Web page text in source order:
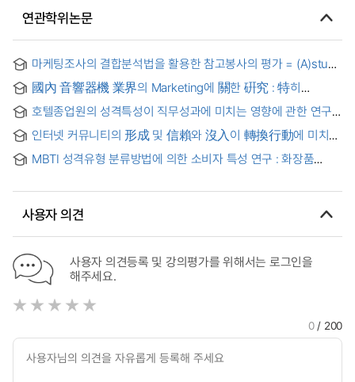
연관학위논문
마케팅조사의 결합분석법을 활용한 참고봉사의 평가 = (A)study
on the reference evaluation applying conjoint analysis of
the marketing research
國內 音響器機 業界의 Marketing에 關한 硏究 : 特히
호텔종업원의 성격특성이 직무성과에 미치는 영향에 관한 연구 :
직무자원활용성과 종업원서비스지향성의 매개역할 =
(The)effects of personality traits on job performance of
hotel service employees
인터넷 커뮤니티의 形成 및 信賴와 沒入이 轉換行動에 미치는
formation trust and commitment on the switching behavior
MBTI 성격유형 분류방법에 의한 소비자 특성 연구 : 화장품
사용자 의견
사용자 의견등록 및 강의평가를 위해서는 로그인을
해주세요.
0/ 200